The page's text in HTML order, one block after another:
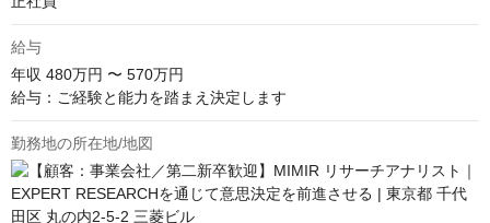
給与
年収 480万円 〜 570万円
給与：ご経験と能力を踏まえ決定します
勤務地の所在地/地図